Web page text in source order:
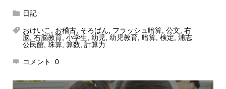
日記
おけいこ お稽古, そろばん フラッシュ暗算, 公文 右
脳, 右脳教育, 小学生 幼児 幼児教育, 暗算, 検定 浦志
公民館, 珠算, 算数 計算力
コメント: 0